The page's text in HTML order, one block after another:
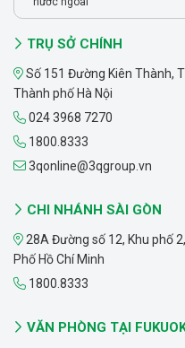
TRỤ SỞ CHÍNH
Số 151 Đường Kiên Thành,
Thành phố Hà Nội
024 3968 7270
1800.8333
3qonline@3qgroup.vn
CHI NHÁNH SÀI GÒN
28A Đường số 12, Khu phố
Phố Hồ Chí Minh
1800.8333
VĂN PHÒNG TẠI